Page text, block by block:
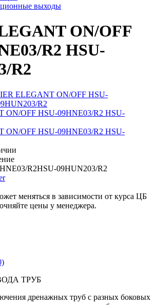
выходы
ON/OFF
R2 HSU-
R2
R2HSU-09HUN203/R2
меняться в зависимости от курса ЦБ
цены у менеджера.
ТРУБ
дренажных труб с разных боковых